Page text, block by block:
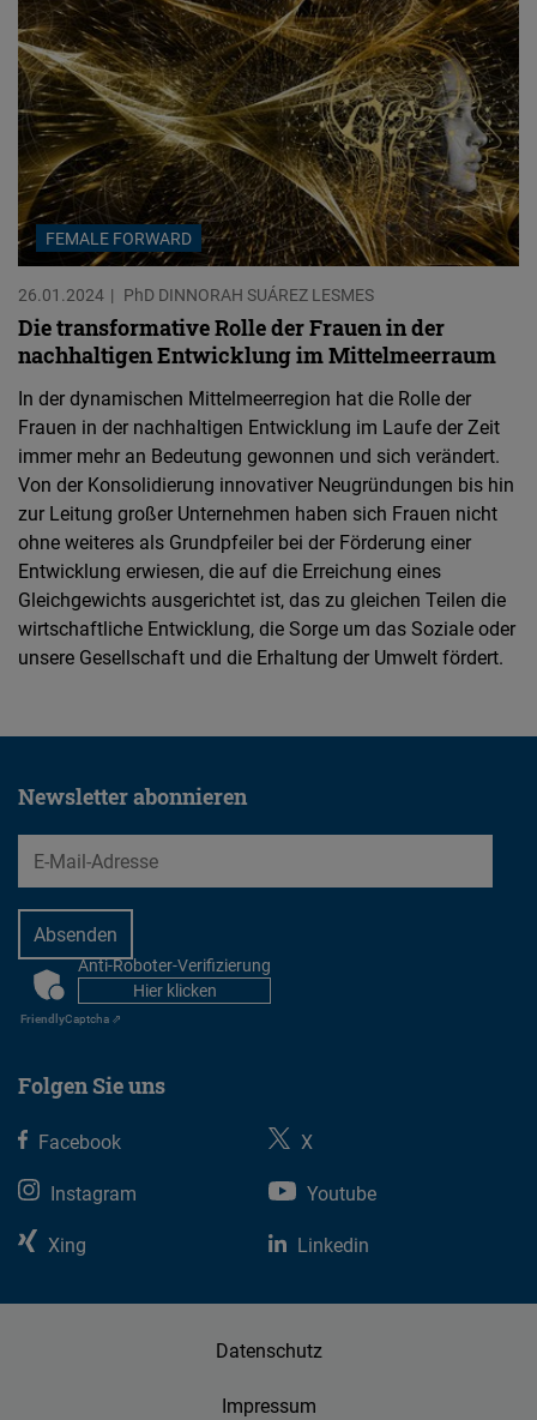
FEMALE FORWARD
26.01.2024 PhD DINNORAH SUÁREZ LESMES
Die transformative Rolle der Frauen in der
nachhaltigen Entwicklung im Mittelmeerraum
In der dynamischen Mittelmeerregion hat die Rolle der
Frauen in der nachhaltigen Entwicklung im Laufe der Zeit
immer mehr an Bedeutung gewonnen und sich verändert.
Von der Konsolidierung innovativer Neugründungen bis hin
zur Leitung großer Unternehmen haben sich Frauen nicht
ohne weiteres als Grundpfeiler bei der Förderung einer
Entwicklung erwiesen, die auf die Erreichung eines
Gleichgewichts ausgerichtet ist, das zu gleichen Teilen die
wirtschaftliche Entwicklung, die Sorge um das Soziale oder
unsere Gesellschaft und die Erhaltung der Umwelt fördert.
Newsletter abonnieren
EMail
CAPTCHAAnti-Roboter-Verifizierung
Hier klicken
FriendlyCaptcha ⇗
Folgen Sie uns
Facebook
X
Instagram
Youtube
Xing
Linkedin
Datenschutz
Impressum